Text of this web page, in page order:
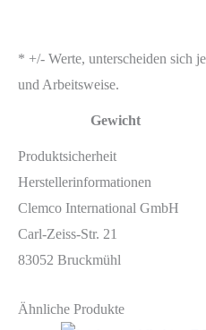
* +/- Werte, unterscheiden sich
und Arbeitsweise.
Gewicht
Produktsicherheit
Herstellerinformationen
Clemco International GmbH
Carl-Zeiss-Str. 21
83052 Bruckmühl
Ähnliche Produkte